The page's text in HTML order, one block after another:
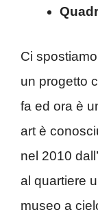
Ci
un progetto
fa ed ora è
art è
nel 2010
al quartiere
museo a